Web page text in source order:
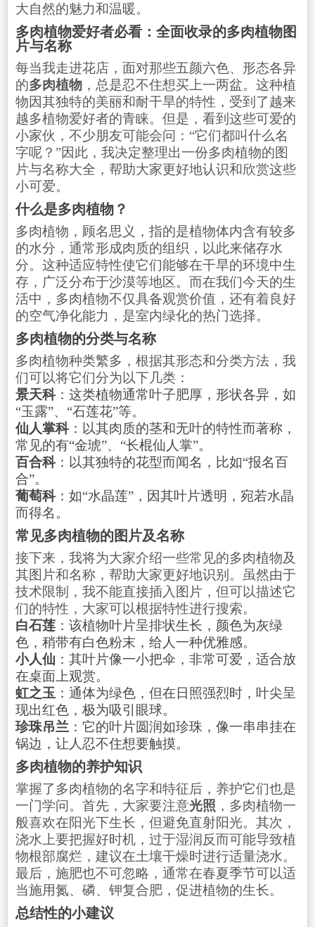
大自然的魅力和温暖。
多肉植物爱好者必看：全面收录的多肉植物图
片与名称
每当我走进花店，面对那些五颜六色、形态各异
的多肉植物，总是忍不住想买上一两盆。这种植
物因其独特的美丽和耐干旱的特性，受到了越来
越多植物爱好者的青睐。但是，看到这些可爱的
小家伙，不少朋友可能会问：“它们都叫什么名
字呢？”因此，我决定整理出一份多肉植物的图
片与名称大全，帮助大家更好地认识和欣赏这些
小可爱。
什么是多肉植物？
多肉植物，顾名思义，指的是植物体内含有较多
的水分，通常形成肉质的组织，以此来储存水
分。这种适应特性使它们能够在干旱的环境中生
存，广泛分布于沙漠等地区。而在我们今天的生
活中，多肉植物不仅具备观赏价值，还有着良好
的空气净化能力，是室内绿化的热门选择。
多肉植物的分类与名称
多肉植物种类繁多，根据其形态和分类方法，我
们可以将它们分为以下几类：
景天科：这类植物通常叶子肥厚，形状各异，如
“玉露”、“石莲花”等。
仙人掌科：以其肉质的茎和无叶的特性而著称，
常见的有“金琥”、“长棍仙人掌”。
百合科：以其独特的花型而闻名，比如“报名百
合”。
葡萄科：如“水晶莲”，因其叶片透明，宛若水晶
而得名。
常见多肉植物的图片及名称
接下来，我将为大家介绍一些常见的多肉植物及
其图片和名称，帮助大家更好地识别。虽然由于
技术限制，我不能直接插入图片，但可以描述它
们的特性，大家可以根据特性进行搜索。
白石莲：该植物叶片呈排状生长，颜色为灰绿
色，稍带有白色粉末，给人一种优雅感。
小人仙 ：其叶片像一小把伞，非常可爱，适合放
在桌面上观赏。
虹之玉 ：通体为绿色，但在日照强烈时，叶尖呈
现出红色，极为吸引眼球。
珍珠吊兰 ：它的叶片圆润如珍珠，像一串串挂在
锅边，让人忍不住想要触摸。
多肉植物的养护知识
掌握了多肉植物的名字和特征后，养护它们也是
一门学问。首先，大家要注意光照 ，多肉植物一
般喜欢在阳光下生长，但避免直射阳光。其次，
浇水上要把握好时机，过于湿润反而可能导致植
物根部腐烂，建议在土壤干燥时进行适量浇水。
最后，施肥也不可忽略，通常在春夏季节可以适
当施用氮、磷、钾复合肥，促进植物的生长。
总结性的小建议